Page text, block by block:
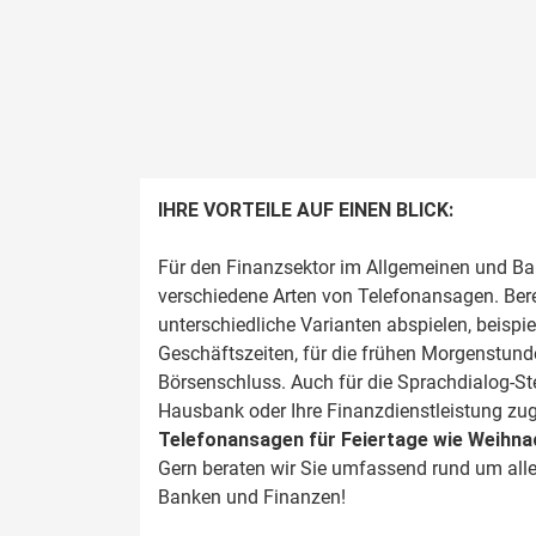
IHRE VORTEILE AUF EINEN BLICK:
Für den Finanzsektor im Allgemeinen und
verschiedene Arten von Telefonansagen.
unterschiedliche Varianten abspielen,
Geschäftszeiten, für die frühen
Börsenschluss. Auch für die Sprachdialog-
Hausbank oder Ihre Finanzdienstleistung
Telefonansagen für Feiertage wie
Gern beraten wir Sie umfassend rund um
Banken und Finanzen!